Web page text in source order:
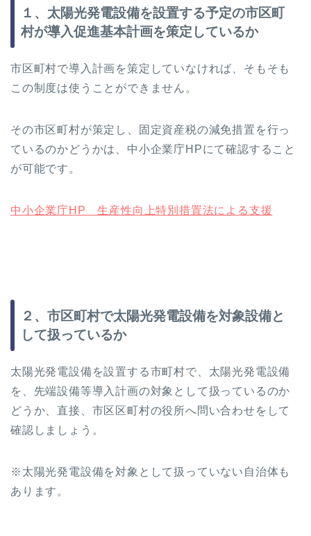
１、太陽光発電設備を設置する予定の市区町
村が導入促進基本計画を策定しているか
市区町村で導入計画を策定していなければ、そもそも
この制度は使うことができません。
その市区町村が策定し、固定資産税の減免措置を行っ
ているのかどうかは、中小企業庁HPにて確認すること
が可能です。
中小企業庁HP 生産性向上特別措置法による支援
２、市区町村で太陽光発電設備を対象設備と
して扱っているか
太陽光発電設備を設置する市町村で、太陽光発電設備
を、先端設備等導入計画の対象として扱っているのか
どうか、直接、市区区町村の役所へ問い合わせをして
確認しましょう。
※太陽光発電設備を対象として扱っていない自治体も
あります。